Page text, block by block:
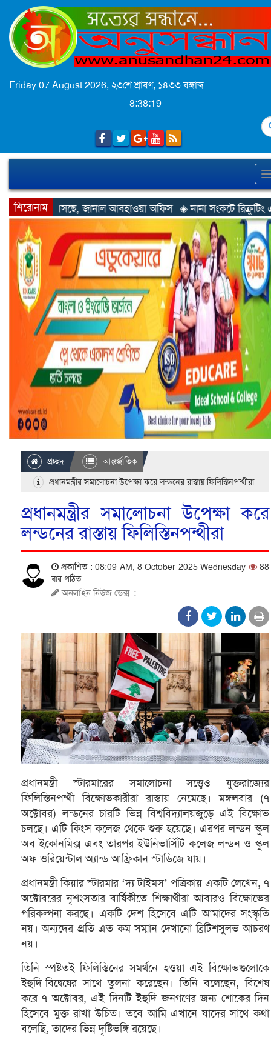
Friday 07 August 2026, ২৩শে শ্রাবণ, ১৪৩৩ বঙ্গাব্দ
8:38:22
শিরোনাম
আবহাওয়া অফিস ◈ নানা সংকটে রিক্রুটিং এজেন্সি, হুমকির মুখে শ্রম
প্রচ্ছদ
আন্তর্জাতিক
প্রধানমন্ত্রীর সমালোচনা উপেক্ষা করে লন্ডনের রাস্তায় ফিলিস্তিনপন্থীরা
প্রধানমন্ত্রীর সমালোচনা উপেক্ষা করে
লন্ডনের রাস্তায় ফিলিস্তিনপন্থীরা
প্রকাশিত : 08:09 AM, 8 October 2025 Wednesday
88
বার পঠিত
অনলাইন নিউজ ডেক্স :
প্রধানমন্ত্রী স্টারমারের সমালোচনা সত্ত্বেও যুক্তরাজ্যের
ফিলিস্তিনপন্থী বিক্ষোভকারীরা রাস্তায় নেমেছে। মঙ্গলবার (৭
অক্টোবর) লন্ডনের চারটি ভিন্ন বিশ্ববিদ্যালয়জুড়ে এই বিক্ষোভ
চলছে। এটি কিংস কলেজ থেকে শুরু হয়েছে। এরপর লন্ডন স্কুল
অব ইকোনমিক্স এবং তারপর ইউনিভার্সিটি কলেজ লন্ডন ও স্কুল
অফ ওরিয়েন্টাল অ্যান্ড আফ্রিকান স্টাডিজে যায়।
প্রধানমন্ত্রী কিয়ার স্টারমার ‘দ্য টাইমস’ পত্রিকায় একটি লেখেন, ৭
অক্টোবরের নৃশংসতার বার্ষিকীতে শিক্ষার্থীরা আবারও বিক্ষোভের
পরিকল্পনা করছে। একটি দেশ হিসেবে এটি আমাদের সংস্কৃতি
নয়। অন্যদের প্রতি এত কম সম্মান দেখানো ব্রিটিশসুলভ আচরণ
নয়।
তিনি স্পষ্টতই ফিলিস্তিনের সমর্থনে হওয়া এই বিক্ষোভগুলোকে
ইহুদি-বিদ্বেষের সাথে তুলনা করেছেন। তিনি বলেছেন, বিশেষ
করে ৭ অক্টোবর, এই দিনটি ইহুদি জনগণের জন্য শোকের দিন
হিসেবে মুক্ত রাখা উচিত। তবে আমি এখানে যাদের সাথে কথা
বলেছি, তাদের ভিন্ন দৃষ্টিভঙ্গি রয়েছে।